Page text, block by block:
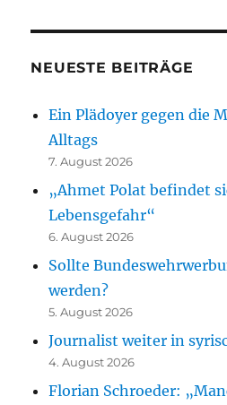
NEUESTE BEITRÄGE
Ein Plädoyer gegen die
Alltags
7. August 2026
„Ahmet Polat befindet
Lebensgefahr“
6. August 2026
Sollte
werden?
5. August 2026
Journalist weiter in
4. August 2026
Florian Schroeder: